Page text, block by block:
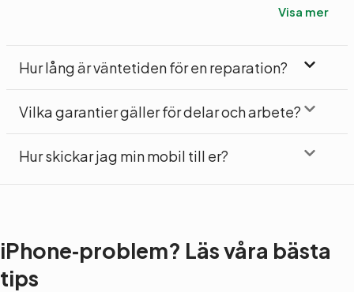
Visa mer
Hur lång är väntetiden för en reparation?
Vilka garantier gäller för delar och arbete?
Hur skickar jag min mobil till er?
iPhone‑problem? Läs våra bästa
tips